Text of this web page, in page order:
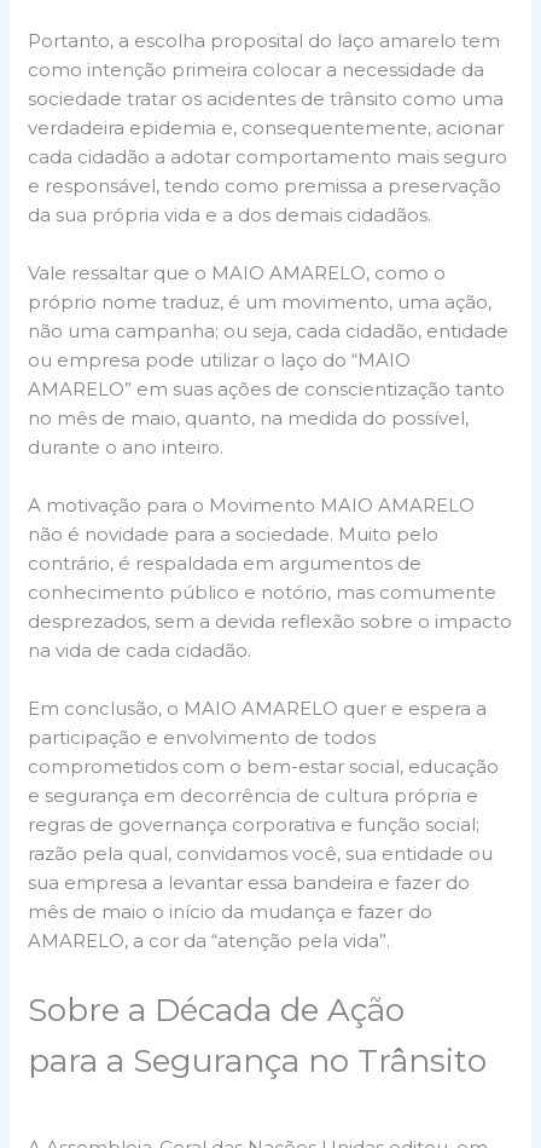
Portanto, a escolha proposital do laço amarelo tem
como intenção primeira colocar a necessidade da
sociedade tratar os acidentes de trânsito como uma
verdadeira epidemia e, consequentemente, acionar
cada cidadão a adotar comportamento mais seguro
e responsável, tendo como premissa a preservação
da sua própria vida e a dos demais cidadãos.
Vale ressaltar que o MAIO AMARELO, como o
próprio nome traduz, é um movimento, uma ação,
não uma campanha; ou seja, cada cidadão, entidade
ou empresa pode utilizar o laço do “MAIO
AMARELO” em suas ações de conscientização tanto
no mês de maio, quanto, na medida do possível,
durante o ano inteiro.
A motivação para o Movimento MAIO AMARELO
não é novidade para a sociedade. Muito pelo
contrário, é respaldada em argumentos de
conhecimento público e notório, mas comumente
desprezados, sem a devida reflexão sobre o impacto
na vida de cada cidadão.
Em conclusão, o MAIO AMARELO quer e espera a
participação e envolvimento de todos
comprometidos com o bem-estar social, educação
e segurança em decorrência de cultura própria e
regras de governança corporativa e função social;
razão pela qual, convidamos você, sua entidade ou
sua empresa a levantar essa bandeira e fazer do
mês de maio o início da mudança e fazer do
AMARELO, a cor da “atenção pela vida”.
Sobre a Década de Ação
para a Segurança no Trânsito